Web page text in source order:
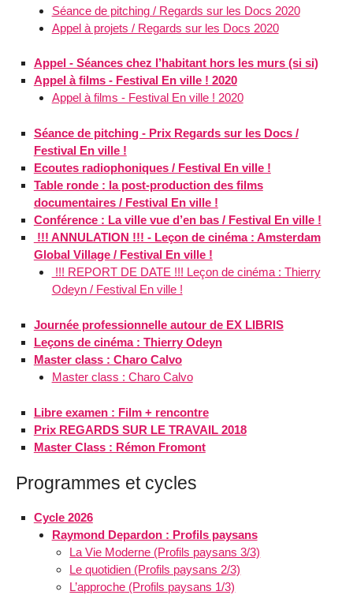
Séance de pitching / Regards sur les Docs 2020
Appel à projets / Regards sur les Docs 2020
Appel - Séances chez l’habitant hors les murs (si si)
Appel à films - Festival En ville ! 2020
Appel à films - Festival En ville ! 2020
Séance de pitching - Prix Regards sur les Docs /
Festival En ville !
Ecoutes radiophoniques / Festival En ville !
Table ronde : la post-production des films
documentaires / Festival En ville !
Conférence : La ville vue d’en bas / Festival En ville !
!!! ANNULATION !!! - Leçon de cinéma : Amsterdam
Global Village / Festival En ville !
!!! REPORT DE DATE !!! Leçon de cinéma : Thierry
Odeyn / Festival En ville !
Journée professionnelle autour de EX LIBRIS
Leçons de cinéma : Thierry Odeyn
Master class : Charo Calvo
Master class : Charo Calvo
Libre examen : Film + rencontre
Prix REGARDS SUR LE TRAVAIL 2018
Master Class : Rémon Fromont
Programmes et cycles
Cycle 2026
Raymond Depardon : Profils paysans
La Vie Moderne (Profils paysans 3/3)
Le quotidien (Profils paysans 2/3)
L’approche (Profils paysans 1/3)